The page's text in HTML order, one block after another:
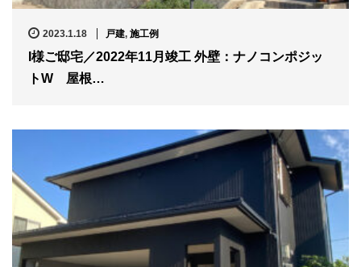
2023.1.18 戸建, 施工例
I様ご邸宅／2022年11月竣工 外壁：ナノコンポジッ
トW 屋根…